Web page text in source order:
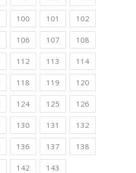
100 101 102
106 107 108
112 113 114
118 119 120
124 125 126
130 131 132
136 137 138
142 143